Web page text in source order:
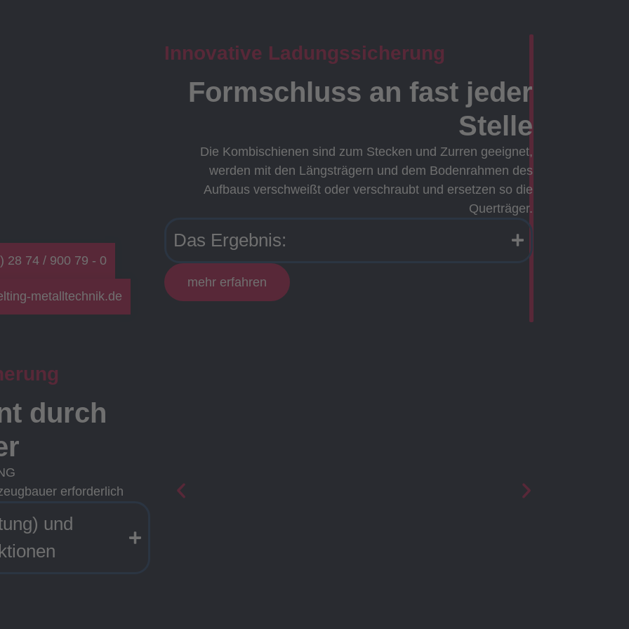
Innovative Ladungssicherung
Formschluss an fast jeder
Stelle
Die Kombischienen sind zum Stecken und Zurren geeignet,
werden mit den Längsträgern und dem Bodenrahmen des
Aufbaus verschweißt oder verschraubt und ersetzen so die
Querträger.
Das Ergebnis:
mehr erfahren
durch
erforderlich
und
28 74 / 900 79 - 0
metalltechnik.de